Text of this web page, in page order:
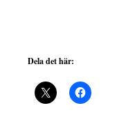
Dela det här: